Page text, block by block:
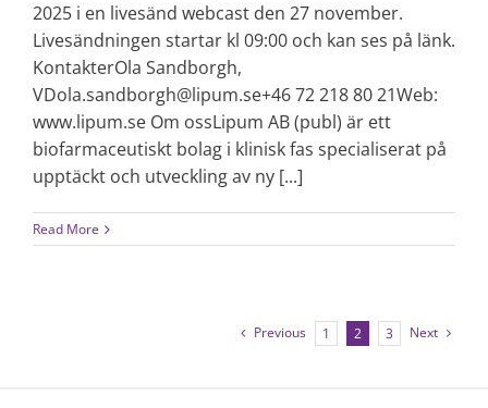
2025 i en livesänd webcast den 27 november.
Livesändningen startar kl 09:00 och kan ses på länk.
KontakterOla Sandborgh,
VDola.sandborgh@lipum.se+46 72 218 80 21Web:
www.lipum.se Om ossLipum AB (publ) är ett
biofarmaceutiskt bolag i klinisk fas specialiserat på
upptäckt och utveckling av ny [...]
Read More
Previous 1 2 3 Next